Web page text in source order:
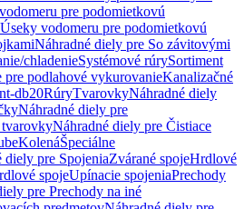
pre podomietkovú
vodomeru pre podomietkovú
Náhradné diely pre So závitovými
chladenieSystémové rúrySortiment
pre podlahové vykurovanieKanalizačné
db20RúryTvarovkyNáhradné diely
Náhradné diely pre
tvarovkyNáhradné diely pre Čistiace
KolenáŠpeciálne
diely pre SpojeniaZvárané spojeHrdlové
spojeUpínacie spojeniaPrechody
pre Prechody na iné